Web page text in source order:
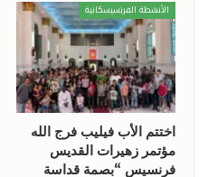
الأنشطة الفرنسيسكانية
اختتم الأب فيليب فرج الله
مؤتمر زهيرات القديس
فرنسيس “بصمة قداسة